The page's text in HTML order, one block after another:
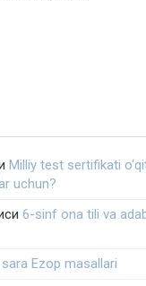
Milliy test sertifikati
uchun?
6-sinf ona tili va
sara Ezop masallari